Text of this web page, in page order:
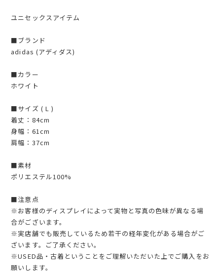
ユニセックスアイテム
■ブランド
adidas (アディダス)
■カラー
ホワイト
■サイズ ( L )
着丈：84cm
身幅：61cm
肩幅：37cm
■素材
ポリエステル100%
■注意点
※お客様のディスプレイによって実物と写真の色味が異なる場
合がございます。
※実店舗でも販売しているため若干の経年変化がある場合がご
ざいます。ご了承ください。
※USED品・古着ということをご理解いただいた上でご購入をお
願いします。